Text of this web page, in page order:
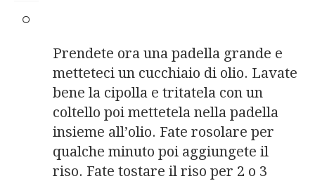
Prendete ora una padella grande e
metteteci un cucchiaio di olio. Lavate
bene la cipolla e tritatela con un
coltello poi mettetela nella padella
insieme all’olio. Fate rosolare per
qualche minuto poi aggiungete il
riso. Fate tostare il riso per 2 o 3